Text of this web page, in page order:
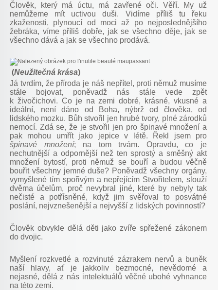
Člověk, který má úctu, má zavřené oči. Věří. My už
nemůžeme mít uctivou duši. Vidíme příliš tu řeku
zkaženosti, plynoucí od moci až po nejposlednějšího
žebráka, víme příliš dobře, jak se všechno děje, jak se
všechno dává a jak se všechno prodává.
(Neužitečná krása)
Já tvrdím, že příroda je náš nepřítel, proti němuž musíme
stále bojovat, poněvadž nás stále vede zpět
k živočichovi. Co je na zemi dobré, krásné, vkusné a
ideální, není dáno od Boha, nýbrž od člověka, od
lidského mozku. Bůh stvořil jen hrubé tvory, plné zárodků
nemocí. Zdá se, že je stvořil jen pro špinavé množení a
pak mohou umřít jako jepice v létě. Řekl jsem pro
špinavé množení; na tom trvám. Opravdu, co je
nechutnější a odpornější než ten sprostý a směšný akt
množení bytostí, proti němuž se bouří a budou věčně
bouřit všechny jemné duše? Poněvadž všechny orgány,
vymyšlené tím spořivým a nepřejícím Stvořitelem, slouží
dvěma účelům, proč nevybral jiné, které by nebyly tak
nečisté a potřísněné, když jim svěřoval to posvátné
poslání, nejvznešenější a nejvyšší z lidských povinností?
Člověk obvykle dělá děti jako zvíře spřežené zákonem
do dvojic.
Myšlení rozkvetlé a rozvinuté zázrakem nervů a buněk
naší hlavy, ať je jakkoliv bezmocné, nevědomé a
nejasné, dělá z nás intelektuálů věčné ubohé vyhnance
na této zemi.